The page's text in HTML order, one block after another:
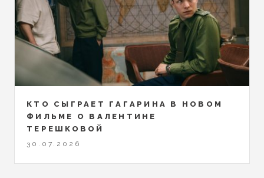
КТО СЫГРАЕТ ГАГАРИНА В НОВОМ
ФИЛЬМЕ О ВАЛЕНТИНЕ
ТЕРЕШКОВОЙ
30.07.2026